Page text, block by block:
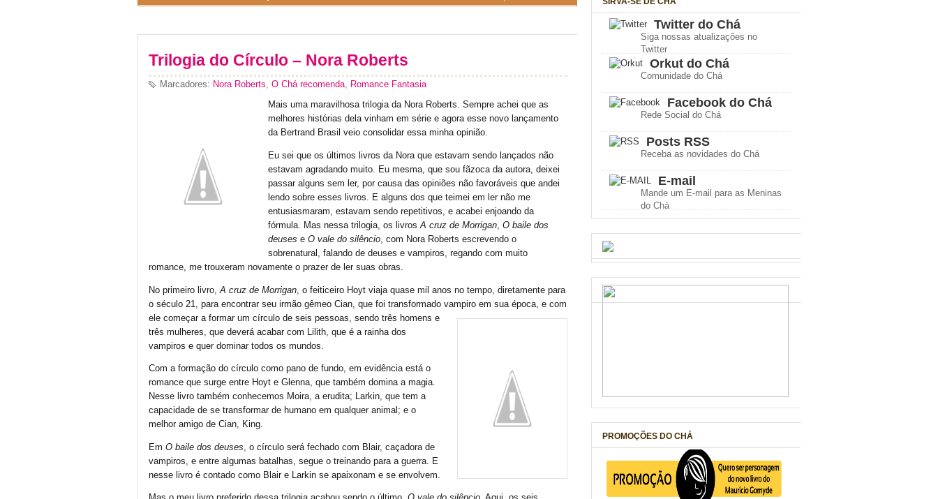
Trilogia do Círculo – Nora Roberts
Marcadores: Nora Roberts O Chá recomenda Romance Fantasia
Mais uma maravilhosa trilogia da Nora Roberts. Sempre achei que as
melhores histórias dela vinham em série e agora esse novo lançamento
da Bertrand Brasil veio consolidar essa minha opinião.
Eu sei que os últimos livros da Nora que estavam sendo lançados não
estavam agradando muito. Eu mesma, que sou fãzoca da autora, deixei
passar alguns sem ler, por causa das opiniões não favoráveis que andei
lendo sobre esses livros. E alguns dos que teimei em ler não me
entusiasmaram, estavam sendo repetitivos, e acabei enjoando da
fórmula. Mas nessa trilogia, os livrosA cruz de Morrigan, O baile dos
deuses e O vale do silêncio, com Nora Roberts escrevendo o
sobrenatural, falando de deuses e vampiros, regando com muito
romance, me trouxeram novamente o prazer de ler suas obras.
No primeiro livro, A cruz de Morrigan , o feiticeiro Hoyt viaja quase mil anos no tempo, diretamente para
o século 21, para encontrar seu irmão gêmeo Cian, que foi transformado vampiro em sua época , e com
ele começar a formar um círculo de seis pessoas, sendo três homens e
três mulheres, que deverá acabar com Lilith, que é a rainha dos
vampiros e quer dominar todos os mundos.
Com a formação do círculo como pano de fundo, em evidência está o
romance que surge entre Hoyt e Glenna, que também domina a magia.
Nesse livro também conhecemos Moira, a erudita; Larkin, que tem a
capacidade de se transformar de humano em qualquer animal; e o
melhor amigo de Cian, King.
Em O baile dos deuses , o círculo será fechado com Blair, caçadora de
vampiros, e entre algumas batalhas, segue o treinando para a guerra. E
nesse livro é contado como Blair e Larkin se apaixonam e se envolvem.
Twitter do Chá
Siga nossas atualizações no
Twitter
Orkut do Chá
Comunidade do Chá
Facebook do Chá
Rede Social do Chá
Posts RSS
Receba as novidades do Chá
E-mail
Mande um E-mail para as Meninas
do Chá
PROMOÇÕES DO CHÁ